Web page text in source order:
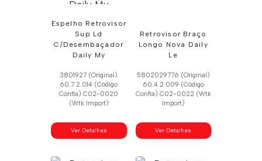
Espelho Retrovisor
Sup Ld
C/Desembaçador
Daily My
3801927 (Original)
60.7.2.014 (Código
Confia) C02-0020
(Wtk Import)
Ver Detalhes
Retrovisor Braço
Longo Nova Daily
Le
5802029776 (Original)
60.4.2.009 (Código
Confia) C02-0022 (Wtk
Import)
Ver Detalhes